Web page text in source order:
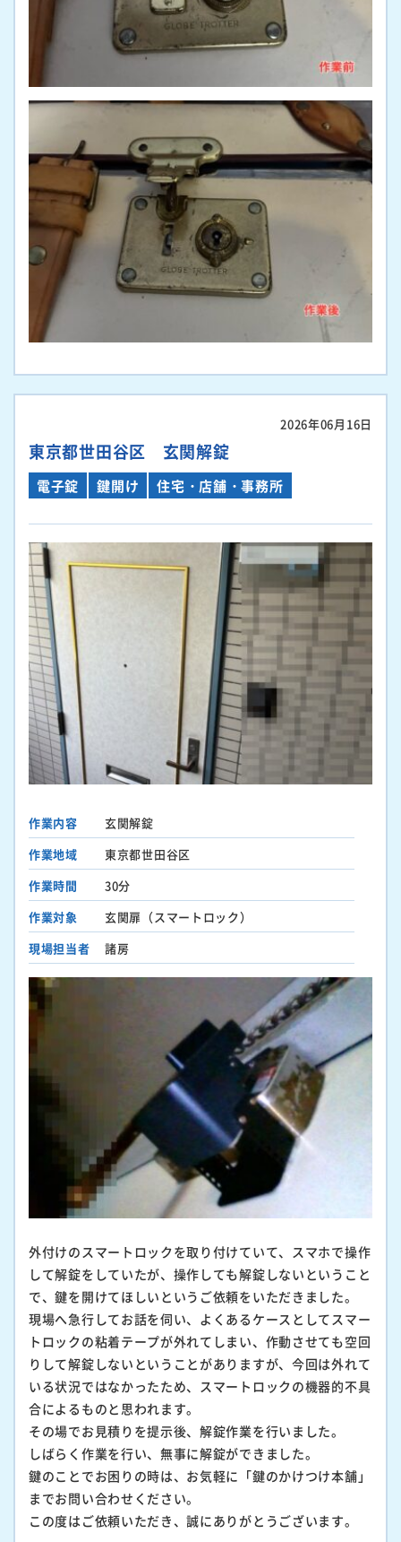
2026年06月16日
東京都世田谷区 玄関解錠
電子錠 鍵開け 住宅・店舗・事務所
作業内容
玄関解錠
作業地域
東京都世田谷区
作業時間
30分
作業対象
玄関扉（スマートロック）
現場担当者
諸房
外付けのスマートロックを取り付けていて、スマホで操作
して解錠をしていたが、操作しても解錠しないということ
で、鍵を開けてほしいというご依頼をいただきました。
現場へ急行してお話を伺い、よくあるケースとしてスマー
トロックの粘着テープが外れてしまい、作動させても空回
りして解錠しないということがありますが、今回は外れて
いる状況ではなかったため、スマートロックの機器的不具
合によるものと思われます。
その場でお見積りを提示後、解錠作業を行いました。
しばらく作業を行い、無事に解錠ができました。
鍵のことでお困りの時は、お気軽に「鍵のかけつけ本舗」
までお問い合わせください。
この度はご依頼いただき、誠にありがとうございます。